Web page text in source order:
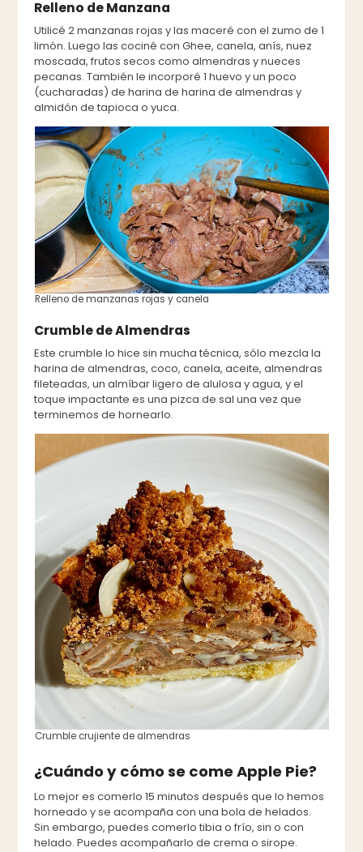
Relleno de Manzana
Utilicé 2 manzanas rojas y las maceré con el zumo de 1
limón. Luego las cociné con Ghee, canela, anís, nuez
moscada, frutos secos como almendras y nueces
pecanas. También le incorporé 1 huevo y un poco
(cucharadas) de harina de harina de almendras y
almidón de tapioca o yuca.
Relleno de manzanas rojas y canela
Crumble de Almendras
Este crumble lo hice sin mucha técnica, sólo mezcla la
harina de almendras, coco, canela, aceite, almendras
fileteadas, un almíbar ligero de alulosa y agua, y el
toque impactante es una pizca de sal una vez que
terminemos de hornearlo.
Crumble crujiente de almendras
¿Cuándo y cómo se come Apple Pie?
Lo mejor es comerlo 15 minutos después que lo hemos
horneado y se acompaña con una bola de helados.
Sin embargo, puedes comerlo tibia o frío, sin o con
helado. Puedes acompañarlo de crema o sirope.